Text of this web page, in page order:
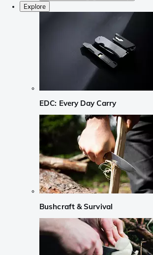
Explore
EDC: Every Day Carry
Bushcraft & Survival